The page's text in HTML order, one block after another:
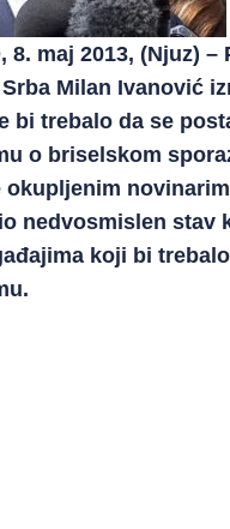
8. maj 2013, (Njuz)
Milan Ivanović
bi trebalo da se
o briselskom
okupljenim
nedvosmislen stav
koji bi